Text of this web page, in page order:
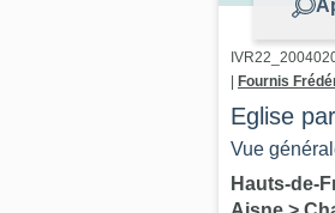
| Fournis
Eglise
Saint-
Vue
le nord-
Hauts-de-